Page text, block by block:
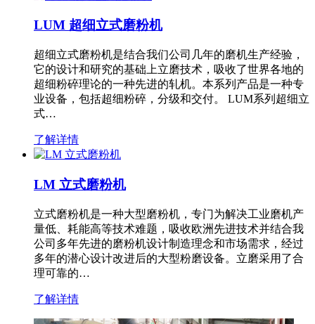
LUM 超细立式磨粉机
超细立式磨粉机是结合我们公司几年的磨机生产经验，
它的设计和研究的基础上立磨技术，吸收了世界各地的
超细粉碎理论的一种先进的轧机。本系列产品是一种专
业设备，包括超细粉碎，分级和交付。 LUM系列超细立
式…
了解详情
LM 立式磨粉机
立式磨粉机是一种大型磨粉机，专门为解决工业磨机产
量低、耗能高等技术难题，吸收欧洲先进技术并结合我
公司多年先进的磨粉机设计制造理念和市场需求，经过
多年的潜心设计改进后的大型粉磨设备。立磨采用了合
理可靠的…
了解详情